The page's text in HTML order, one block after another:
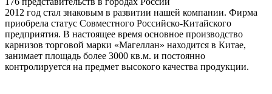
2012 год стал знаковым в развитии нашей компании. Фирма
приобрела статус Совместного Российско-Китайского
предприятия. В настоящее время основное производство
карнизов торговой марки «Магеллан» находится в Китае,
занимает площадь более 3000 кв.м. и постоянно
контролируется на предмет высокого качества продукции.